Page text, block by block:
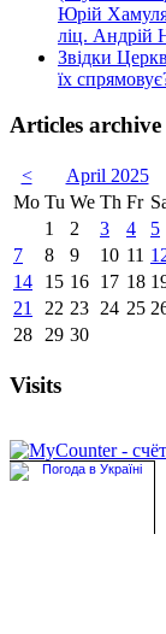
Юрій
ліц. Андрій
Звідки
їх
Articles archive
< April 2025
Mo Tu We Th Fr
1
2 3 4 5
7
8 9 10 11
14
15 16 17 18
21
22 23 24 25
28
29 30
Visits